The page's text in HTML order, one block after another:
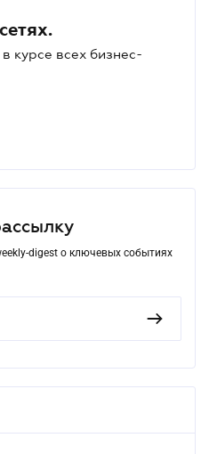
курсе всех бизнес-
digest о ключевых событиях